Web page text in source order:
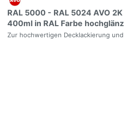
RAL 5000 - RAL 5024 AVO
400ml in RAL Farbe
Zur hochwertigen Decklackierung